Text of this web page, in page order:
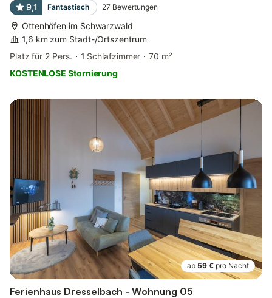
9,1 Fantastisch 27 Bewertungen
Ottenhöfen im Schwarzwald
1,6 km zum Stadt-/Ortszentrum
Platz für 2 Pers.
1 Schlafzimmer
70 m²
KOSTENLOSE Stornierung
ab 59 € pro Nacht
Ferienhaus Dresselbach - Wohnung 05